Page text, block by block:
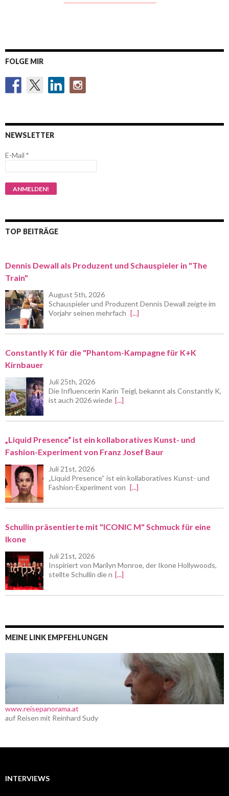
FOLGE MIR
NEWSLETTER
E-Mail *
TOP BEITRÄGE
Dennis Dewall als Produzent und Schauspieler in "The
Train"
August 5th, 2026
Schauspieler und Produzent Dennis Dewall zeigte im
Vorjahr seinen mehrfach [...]
Constantly K für die "Phantom-Kampagne für K+K
Kirnbauer
Juli 25th, 2026
Die Influencerin Karin Teigl, bekannt als Constantly K,
ist auch 2026 wiede [...]
„Liquid Presence“ ist ein kollaboratives Kunst- und
Fashion-Experiment von Franz Josef Baur
Juli 21st, 2026
„Liquid Presence“ ist ein kollaboratives Kunst- und
Fashion-Experiment von [...]
Schullin präsentierte mit "ICONIC M" Schmuck für eine
Ikone
Juli 21st, 2026
Inspiriert von Marilyn Monroe, der Ikone Hollywoods,
stellte Schullin die n [...]
MEINE LINK EMPFEHLUNGEN
www.reisepanorama.at
auf Reisen mit Reinhard Sudy
INTERVIEWS